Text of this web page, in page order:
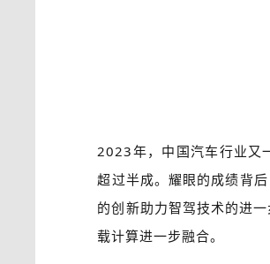
2023年，中国汽车行业又
超过半成。耀眼的成绩背
的创新助力智驾技术的进
载计算进一步融合。